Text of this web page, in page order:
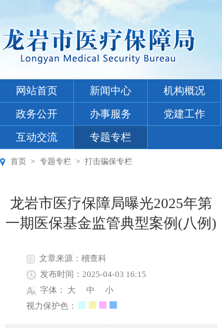
网站首页 新闻中心
机构概况
政务公开
办事服务
党建工作
互动交流
专题专栏
首页 > 专题专栏 > 打击骗保专栏
龙岩市医疗保障局曝光2025年第
一期医保基金监管典型案例(八例)
文章来源：稽查科
发布时间：2025-04-03 16:15
字体： 大 中
小
视力保护色：